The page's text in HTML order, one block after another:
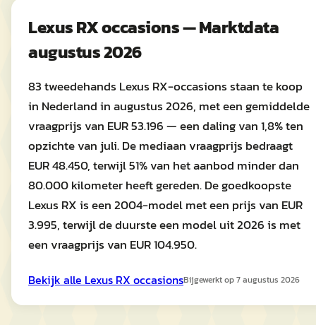
Lexus RX occasions — Marktdata
augustus 2026
83 tweedehands Lexus RX-occasions staan te koop
in Nederland in augustus 2026, met een gemiddelde
vraagprijs van EUR 53.196 — een daling van 1,8% ten
opzichte van juli. De mediaan vraagprijs bedraagt
EUR 48.450, terwijl 51% van het aanbod minder dan
80.000 kilometer heeft gereden. De goedkoopste
Lexus RX is een 2004-model met een prijs van EUR
3.995, terwijl de duurste een model uit 2026 is met
een vraagprijs van EUR 104.950.
Bekijk alle Lexus RX occasionsBijgewerkt op7 augustus 2026